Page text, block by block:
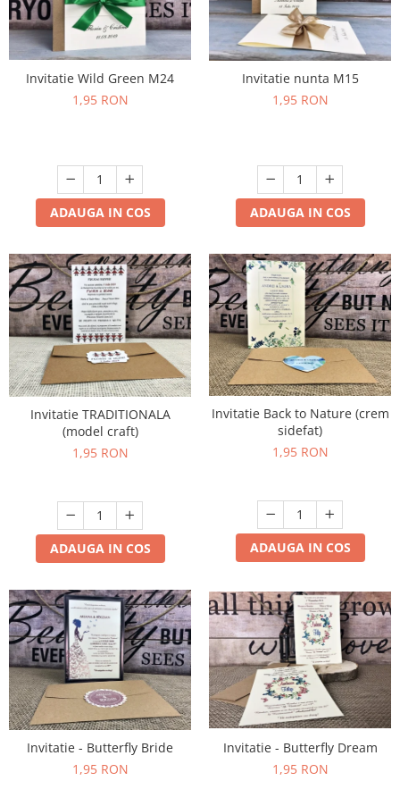
Invitatie Wild Green M24
1,95 RON
ADAUGA IN COS
Invitatie nunta M15
1,95 RON
ADAUGA IN COS
Invitatie TRADITIONALA
(model craft)
1,95 RON
ADAUGA IN COS
Invitatie Back to Nature (crem
sidefat)
1,95 RON
ADAUGA IN COS
Invitatie - Butterfly Bride
1,95 RON
Invitatie - Butterfly Dream
1,95 RON